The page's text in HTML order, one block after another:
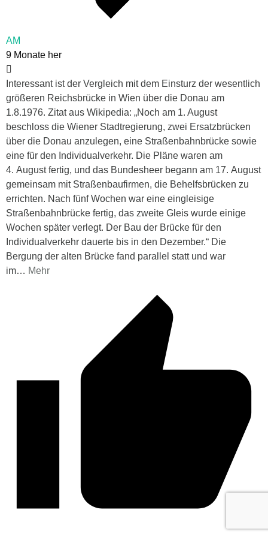
AM
9 Monate her
Interessant ist der Vergleich mit dem Einsturz der wesentlich
größeren Reichsbrücke in Wien über die Donau am
1.8.1976. Zitat aus Wikipedia: „Noch am 1. August
beschloss die Wiener Stadtregierung, zwei Ersatzbrücken
über die Donau anzulegen, eine Straßenbahnbrücke sowie
eine für den Individualverkehr. Die Pläne waren am
4. August fertig, und das Bundesheer begann am 17. August
gemeinsam mit Straßenbaufirmen, die Behelfsbrücken zu
errichten. Nach fünf Wochen war eine eingleisige
Straßenbahnbrücke fertig, das zweite Gleis wurde einige
Wochen später verlegt. Der Bau der Brücke für den
Individualverkehr dauerte bis in den Dezember.“ Die
Bergung der alten Brücke fand parallel statt und war
im… Mehr